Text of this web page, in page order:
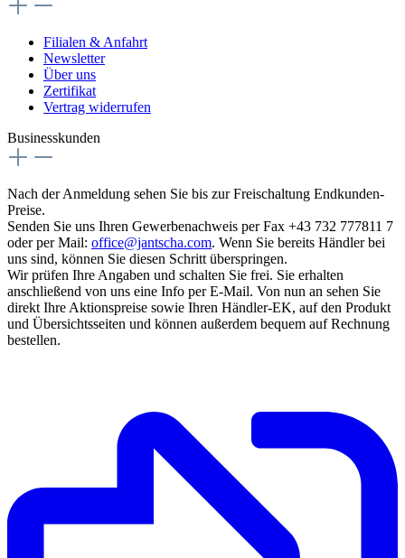
Filialen & Anfahrt
Newsletter
Über uns
Zertifikat
Vertrag widerrufen
Businesskunden
Nach der Anmeldung sehen Sie bis zur Freischaltung Endkunden-
Preise.
Senden Sie uns Ihren Gewerbenachweis per Fax +43 732 777811 7
oder per Mail: office@jantscha.com. Wenn Sie bereits Händler bei
uns sind, können Sie diesen Schritt überspringen.
Wir prüfen Ihre Angaben und schalten Sie frei. Sie erhalten
anschließend von uns eine Info per E-Mail. Von nun an sehen Sie
direkt Ihre Aktionspreise sowie Ihren Händler-EK, auf den Produkt
und Übersichtsseiten und können außerdem bequem auf Rechnung
bestellen.